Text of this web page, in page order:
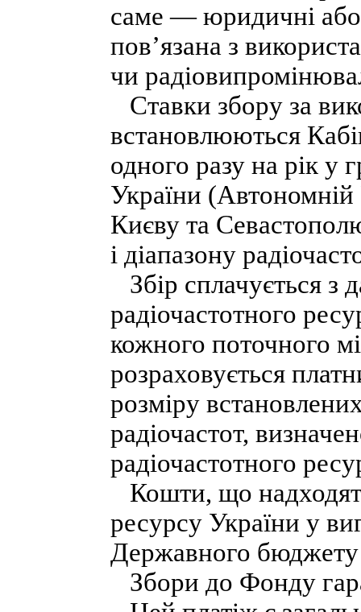
саме — юридичні або
пов’язана з
чи
Ставки збору за
встановлюються
одного разу на рік у
України (Автономній
Києву та
і діапазону
Збір сплачується з
радіочастотного
кожного поточного
розраховується
розміру
радіочастот,
радіочастотного
Кошти, що
ресурсу України у
Державного бюджету
Збори до Фонду